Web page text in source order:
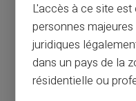
REJOIGNEZ-
L'accès à ce site
personnes
juridiques
dans un pays de la
résidentielle ou